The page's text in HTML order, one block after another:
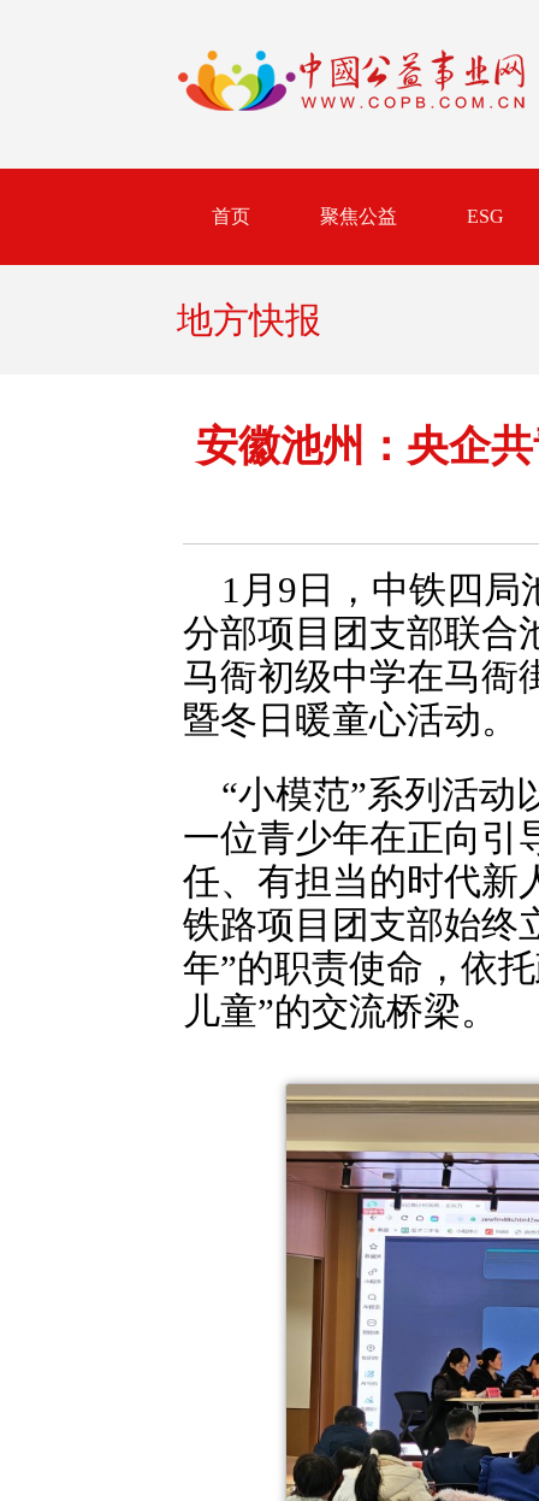
首页 聚焦公益 ESG
地方快报
安徽池州：央企
1月9日，中铁四局
分部项目团支部联合
马衙初级中学在马衙
暨冬日暖童心活动。
“小模范”系列活动
一位青少年在正向引
任、有担当的时代新
铁路项目团支部始终
年”的职责使命，依
儿童”的交流桥梁。